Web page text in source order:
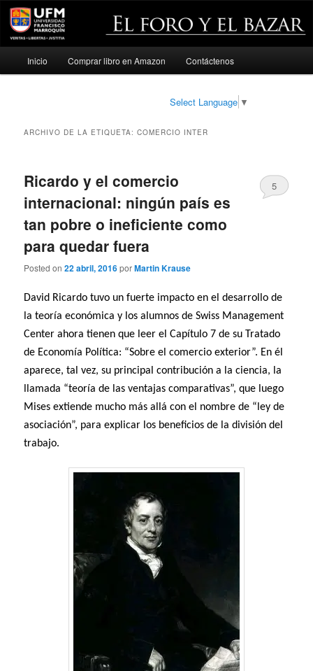
Ir
Ir
Inicio Comprar libro en Amazon Contáctenos
Select Language ▼
ARCHIVO DE LA ETIQUETA:COMERCIO INTER
Ricardo y el comercio
internacional: ningún país es
tan pobre o ineficiente como
para quedar fuera
Posted on22 abril, 2016porMartin Krause
5
David Ricardo tuvo un fuerte impacto en el desarrollo de
la teoría económica y los alumnos de Swiss Management
Center ahora tienen que leer el Capítulo 7 de su Tratado
de Economía Política: “Sobre el comercio exterior”. En él
aparece, tal vez, su principal contribución a la ciencia, la
llamada “teoría de las ventajas comparativas”, que luego
Mises extiende mucho más allá con el nombre de “ley de
asociación”, para explicar los beneficios de la división del
trabajo.